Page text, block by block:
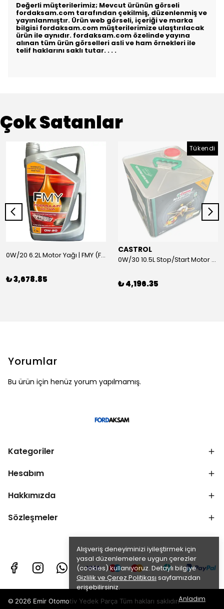
Alışveriş deneyiminizi iyileştirmek için
yasal düzenlemelere uygun çerezler
(cookies) kullanıyoruz. Detaylı bilgiye
Gizlilik ve Çerez Politikası sayfamızdan
erişebilirsiniz.
Anladım
Değerli müşterilerimiz; Mevcut ürünün görseli
fordaksam.com tarafından çekilmiş, düzenlenmiş ve
yayınlanmıştır. Ürün web görseli, içeriği ve marka
bilgisi fordaksam.com müşterilerimize ulaştırılacak
ürün ile aynıdır. fordaksam.com özelinde yayına
alınan tüm ürün görselleri asli ve ham örnekleri ile
telif haklarını saklı tutar. . . .
Çok Satanlar
0W/20 6.2L Motor Yağı | FMY (Ford Motor Yağları)
₺ 3,678.85
Tükendi
CASTROL
0W/30 10.5L Stop/Start Motor Yağı | CASTROL
₺ 4,196.35
Yorumlar
Bu ürün için henüz yorum yapılmamış.
Kategoriler
Hesabım
Hakkımızda
Sözleşmeler
© 2026 Emir Otomotiv Yedek Parça Tüm hakları saklıdır.